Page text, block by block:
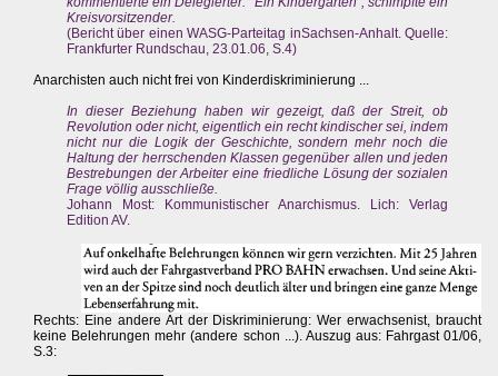
Kreisvorsitzender.
(Bericht über einen WASG-Parteitag inSachsen-Anhalt. Quelle:
Frankfurter Rundschau, 23.01.06, S.4)
Anarchisten auch nicht frei von Kinderdiskriminierung ...
In dieser Beziehung haben wir gezeigt, daß der Streit, ob
Revolution oder nicht, eigentlich ein recht kindischer sei, indem
nicht nur die Logik der Geschichte, sondern mehr noch die
Haltung der herrschenden Klassen gegenüber allen und jeden
Bestrebungen der Arbeiter eine friedliche Lösung der sozialen
Frage völlig ausschließe.
Johann Most: Kommunistischer Anarchismus. Lich: Verlag
Edition AV.
Rechts: Eine andere Art der Diskriminierung: Wer erwachsenist, braucht
keine Belehrungen mehr (andere schon ...). Auszug aus: Fahrgast 01/06,
S.3: